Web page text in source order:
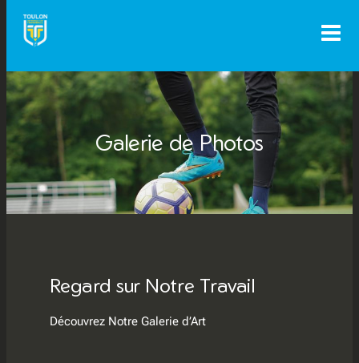
Aller
contenu
Galerie de Photos
Regard sur Notre Travail
Découvrez Notre Galerie d’Art